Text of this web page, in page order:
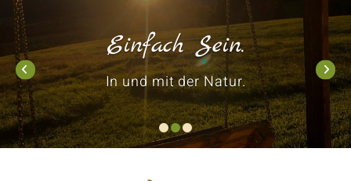
Einfach Sein.
In und mit der Natur.